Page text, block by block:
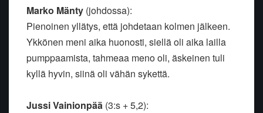
Marko Mänty (johdossa):
Pienoinen yllätys, että johdetaan kolmen jälkeen.
Ykkönen meni aika huonosti, siellä oli aika lailla
pumppaamista, tahmeaa meno oli, äskeinen tuli
kyllä hyvin, siinä oli vähän sykettä.
Jussi Vainionpää (3:s + 5,2):